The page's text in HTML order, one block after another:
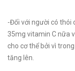
-Đối với người có thói
35mg vitamin C nữa
cho cơ thể bởi vì
tăng lên.